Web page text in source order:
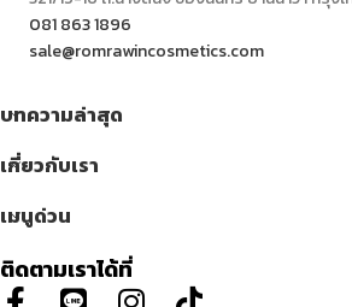
081 863 1896
sale@romrawincosmetics.com
บทความล่าสุด
เกี่ยวกับเรา
เมนูด่วน
ติดตามเราได้ที่